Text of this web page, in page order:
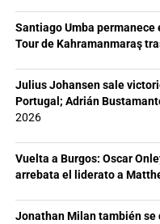
Santiago Umba permanece
Tour de Kahramanmaraş
Julius Johansen sale
Portugal; Adrián
2026
Vuelta a Burgos: Oscar
arrebata el liderato a
Jonathan Milan también se